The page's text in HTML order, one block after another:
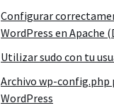
Configurar
WordPress en Apache
Utilizar sudo con tu
Archivo wp-config.php
WordPress